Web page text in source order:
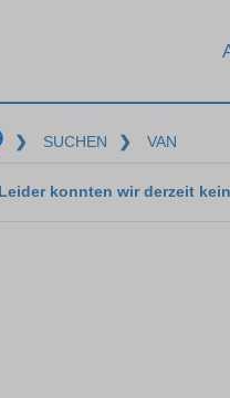
❯ SUCHEN ❯ VAN
Leider konnten wir derzeit